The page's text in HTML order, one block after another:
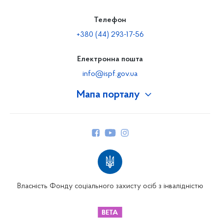
Мапа порталу
Телефон
+380 (44) 293-17-56
Електронна пошта
info@ispf.gov.ua
Власність Фонду соціального захисту осіб з інвалідністю